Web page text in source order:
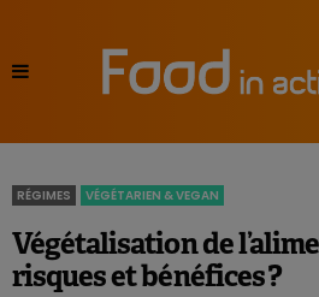
RÉGIMES VÉGÉTARIEN & VEGAN
Végétalisation de
risques et bénéfices ?